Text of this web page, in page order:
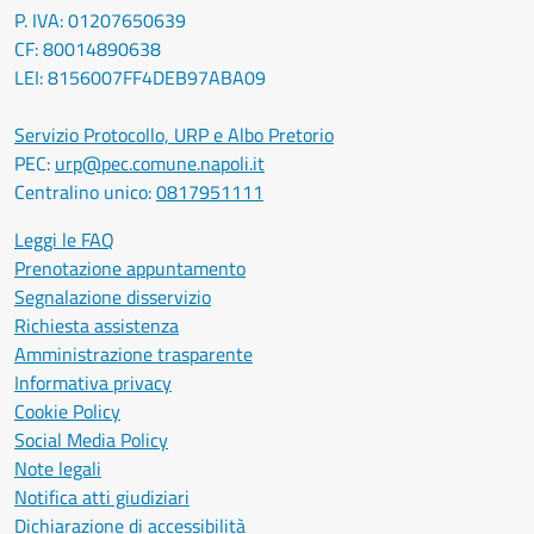
P. IVA: 01207650639
CF: 80014890638
LEI: 8156007FF4DEB97ABA09
Servizio Protocollo, URP e Albo Pretorio
PEC: urp@pec.comune.napoli.it
Centralino unico:0817951111
Leggi le FAQ
Prenotazione appuntamento
Segnalazione disservizio
Richiesta assistenza
Amministrazione trasparente
Informativa privacy
Cookie Policy
Social Media Policy
Note legali
Notifica atti giudiziari
Dichiarazione di accessibilità